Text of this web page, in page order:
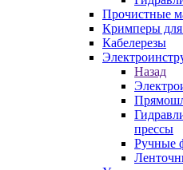
Прочистные
Кримперы
Кабелерезы
Назад
прессы
Ручные